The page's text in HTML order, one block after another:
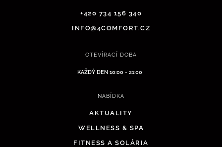
+420 734 156 340
INFO@4COMFORT.CZ
OTEVÍRACÍ DOBA
KAŽDÝ DEN 10:00 - 21:00
NABÍDKA
AKTUALITY
WELLNESS & SPA
FITNESS A SOLÁRIA